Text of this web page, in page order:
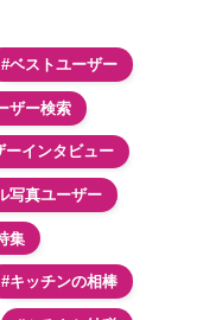
#ベストユーザー
ザー検索
ーインタビュー
写真ユーザー
集
#キッチンの相棒